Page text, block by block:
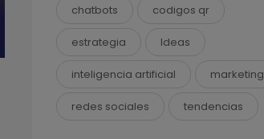
chatbots codigos qr
estrategia Ideas
inteligencia artificial marketing
redes sociales tendencias